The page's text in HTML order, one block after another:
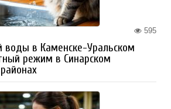
595
воды в Каменске-Уральском
режим в Синарском